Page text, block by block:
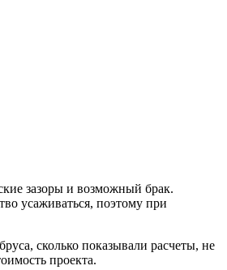
зазоры и возможный брак.
усаживаться, поэтому при
сколько показывали расчеты, не
проекта.